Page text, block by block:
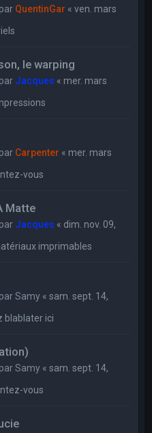
QuentinGar «ven. mars
le warping
Jacques « mer. mars
Carpenter « mer. mars
vous
Matte
Jacques « dim. nov. 09,
imprimables
Samy «sam. sept. 14,
blablater ici
Samy «sam. sept. 14,
vous